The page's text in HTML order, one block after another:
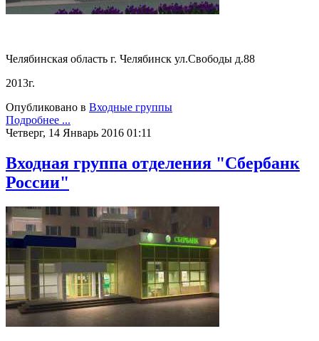
Челябинская область г. Челябинск ул.Свободы д.88
2013г.
Опубликовано в Входные группы
Подробнее ...
Четверг, 14 Январь 2016 01:11
Входная группа отделения "Сбербанк
России"